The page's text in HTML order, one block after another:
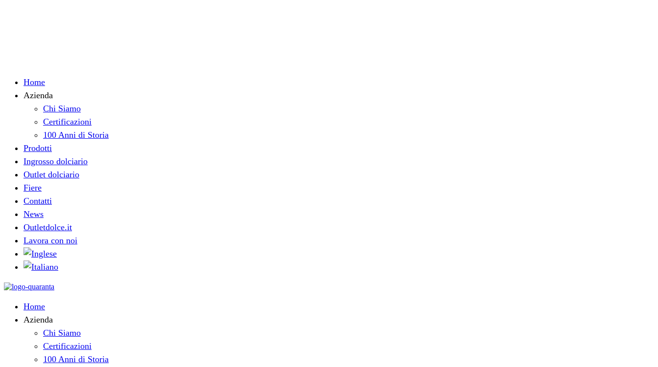
Home
Azienda
Chi Siamo
Certificazioni
100 Anni di Storia
Prodotti
Ingrosso dolciario
Outlet dolciario
Fiere
Contatti
News
Outletdolce.it
Lavora con noi
Home
Azienda
Chi Siamo
Certificazioni
100 Anni di Storia